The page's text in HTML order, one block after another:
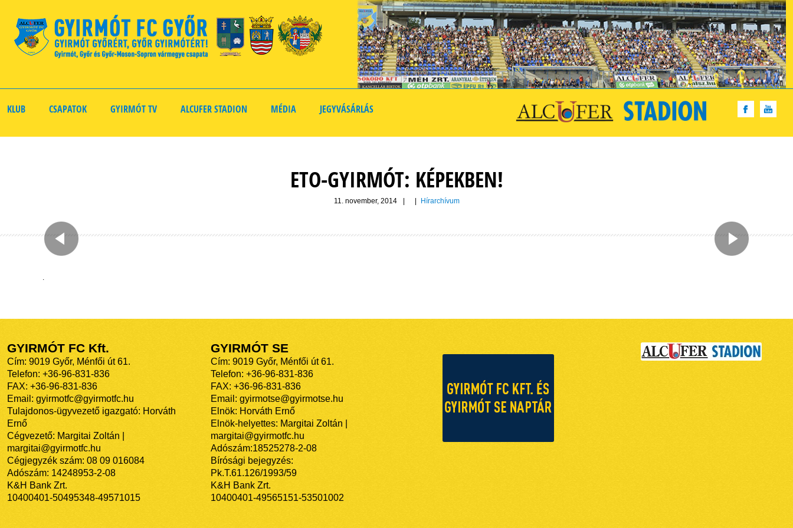
KLUB CSAPATOK GYIRMÓT TV ALCUFER STADION MÉDIA JEGYVÁSÁRLÁS
ETO-GYIRMÓT: KÉPEKBEN!
11. november, 2014 Hírarchívum
.
GYIRMÓT FC Kft.
Cím: 9019 Győr, Ménfői út 61.
Telefon: +36-96-831-836
FAX: +36-96-831-836
Email: gyirmotfc@gyirmotfc.hu
Tulajdonos-ügyvezető igazgató: Horváth
Ernő
Cégvezető: Margitai Zoltán |
margitai@gyirmotfc.hu
Cégjegyzék szám: 08 09 016084
Adószám: 14248953-2-08
K&H Bank Zrt.
10400401-50495348-49571015
GYIRMÓT SE
Cím: 9019 Győr, Ménfői út 61.
Telefon: +36-96-831-836
FAX: +36-96-831-836
Email: gyirmotse@gyirmotse.hu
Elnök: Horváth Ernő
Elnök-helyettes: Margitai Zoltán |
margitai@gyirmotfc.hu
Adószám:18525278-2-08
Bírósági bejegyzés:
Pk.T.61.126/1993/59
K&H Bank Zrt.
10400401-49565151-53501002